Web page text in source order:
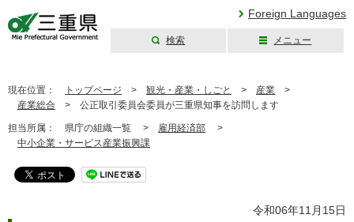
Foreign Languages
検索 メニュー
現在位置： トップページ > 観光・産業・しごと > 産業 >
産業総合 > 公正取引委員会委員が三重県知事を訪問します
担当所属： 県庁の組織一覧 > 雇用経済部 >
中小企業・サービス産業振興課
令和06年11月15日